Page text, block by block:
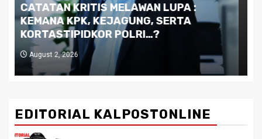
Dilema Kaltim di Tengah Krisis:
Kutukan Sumber Daya Alam dan
Pemimpin yang Tak Kreatif
July 29, 2026
EDITORIAL KALPOSTONLINE